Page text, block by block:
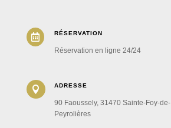
 RÉSERVATION
Réservation en ligne 24/24
 ADRESSE
90 Faoussely, 31470 Sainte-Foy-de-
Peyrolières